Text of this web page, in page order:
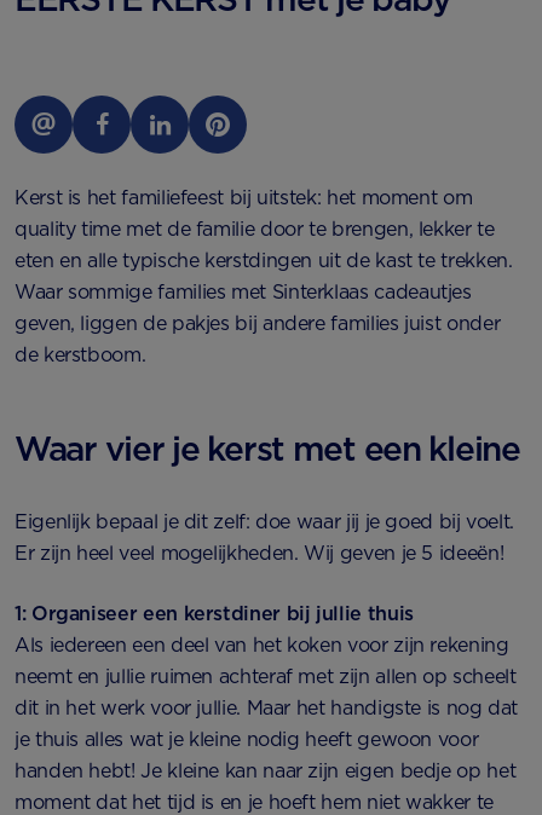
Kerst is het familiefeest bij uitstek: het moment om
quality time met de familie door te brengen, lekker te
eten en alle typische kerstdingen uit de kast te trekken.
Waar sommige families met Sinterklaas cadeautjes
geven, liggen de pakjes bij andere families juist onder
de kerstboom.
Waar vier je kerst met een kleine
Eigenlijk bepaal je dit zelf: doe waar jij je goed bij voelt.
Er zijn heel veel mogelijkheden. Wij geven je 5 ideeën!
1: Organiseer een kerstdiner bij jullie thuis
Als iedereen een deel van het koken voor zijn rekening
neemt en jullie ruimen achteraf met zijn allen op scheelt
dit in het werk voor jullie. Maar het handigste is nog dat
je thuis alles wat je kleine nodig heeft gewoon voor
handen hebt! Je kleine kan naar zijn eigen bedje op het
moment dat het tijd is en je hoeft hem niet wakker te